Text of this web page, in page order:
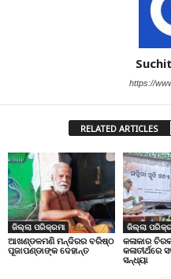
https://
RELATED ARTICLES
ଜିଲ୍ଲା ପରିକ୍ରମା
ଆଖଣ୍ଡଳମଣି ମନ୍ଦିରର ବରିଷ୍ଠ
ପୂଜାପଣ୍ଡାଙ୍କ ଦେହାନ୍ତ
ଜିଲ୍ଲା
କଳାକାର
କଳାତୀର୍ଥରେ
ସନ୍ଧ୍ୟା